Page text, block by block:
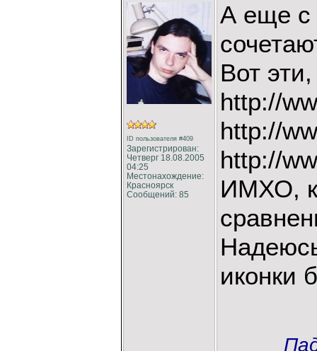
ID пользователя #409
Зарегистрирован:
Четверг 18.08.2005
04:25
Местонахождение:
Красноярск
Сообщений: 85
А еще с
Вот
http://
http://
http://
ИМХО,
иконки